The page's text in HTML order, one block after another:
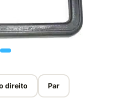
direito Par